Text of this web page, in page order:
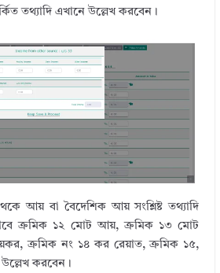
তথ্যাদি এখানে উল্লেখ করবেন।
আয় বা বৈদেশিক আয় সংশ্লিষ্ট তথ্যাদি
ক্রমিক ১২ মোট আয়, ক্রমিক ১৩ মোট
ক্রমিক নং ১৪ কর রেয়াত, ক্রমিক ১৫,
উল্লেখ করবেন।